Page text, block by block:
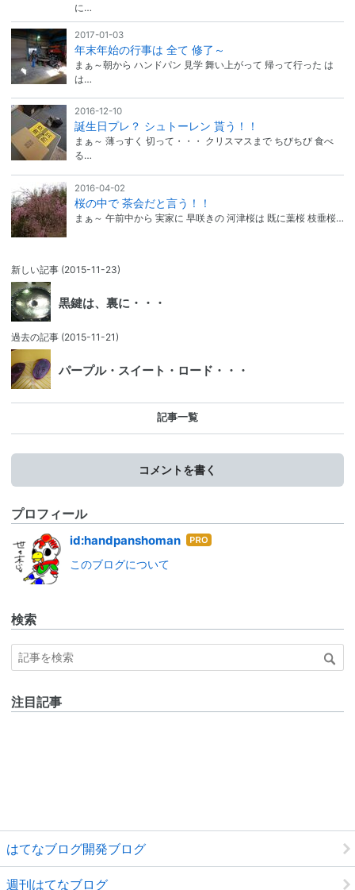
に…
2017-01-03
年末年始の行事は 全て 修了～
まぁ～朝から ハンドパン 見学 舞い上がって 帰って行った は
は…
2016-12-10
誕生日プレ？ シュトーレン 貰う！！
まぁ～ 薄っすく 切って・・・ クリスマスまで ちびちび 食べ
る…
2016-04-02
桜の中で 茶会だと言う！！
まぁ～ 午前中から 実家に 早咲きの 河津桜は 既に葉桜 枝垂桜…
新しい記事 (2015-11-23)
黒鍵は、裏に・・・
過去の記事 (2015-11-21)
パープル・スイート・ロード・・・
記事一覧
コメントを書く
プロフィール
id:handpanshoman はて
このブログについて
検索
注目記事
はてなブログ開発ブログ
週刊はてなブログ